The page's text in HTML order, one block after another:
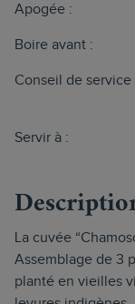
Apogée :
Boire avant :
Conseil de service
Servir à :
La cuvée
Assemblage de 3
planté en vieilles